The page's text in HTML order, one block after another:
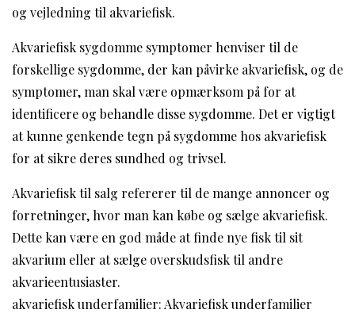
og vejledning til akvariefisk.
Akvariefisk sygdomme symptomer henviser til de
forskellige sygdomme, der kan påvirke akvariefisk, og de
symptomer, man skal være opmærksom på for at
identificere og behandle disse sygdomme. Det er vigtigt
at kunne genkende tegn på sygdomme hos akvariefisk
for at sikre deres sundhed og trivsel.
Akvariefisk til salg refererer til de mange annoncer og
forretninger, hvor man kan købe og sælge akvariefisk.
Dette kan være en god måde at finde nye fisk til sit
akvarium eller at sælge overskudsfisk til andre
akvarieentusiaster.
akvariefisk underfamilier: Akvariefisk underfamilier